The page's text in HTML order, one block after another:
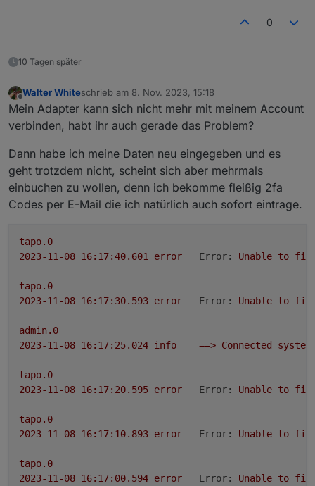
Minimum Node v14 muss installiert sein, sonst
Repo auswählen:
Loginablauf:
Die Tapo App Zugangsdaten eingeben
Steuern
tapo.0.id.remote auf true setzen steuert den
0
10 Tagen später
Offline
Walter Whiteschrieb am 8. Nov. 2023, 15:18
zuletzt editiert von
Mein Adapter kann sich nicht mehr mit meinem Account
verbinden, habt ihr auch gerade das Problem?
Dann habe ich meine Daten neu eingegeben und es
geht trotzdem nicht, scheint sich aber mehrmals
einbuchen zu wollen, denn ich bekomme fleißig 2fa
Codes per E-Mail die ich natürlich auch sofort eintrage.
tapo.0
error Error: Unable to
tapo.0
error Error: Unable to
admin.0
info ==> Connected
tapo.0
error Error: Unable to
tapo.0
error Error: Unable to
tapo.0
error Error: Unable to